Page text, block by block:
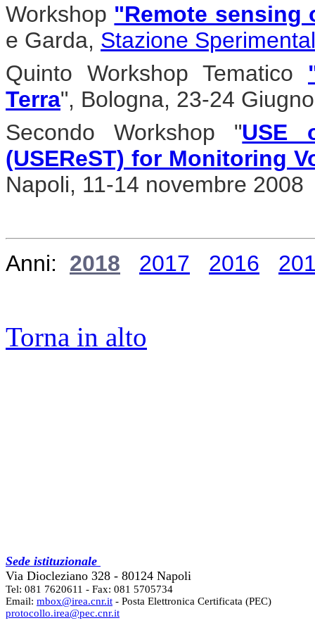
Workshop "Remote sensing
e Garda, Stazione
Quinto Workshop Tematico
Terra", Bologna, 23-24
Secondo Workshop "USE
(USEReST) for Monitoring
Napoli, 11-14 novembre 2008
Anni: 2018 2017 2016
Torna in alto
Sede istituzionale
Via Diocleziano 328 - 80124 Napoli
Tel: 081 7620611 - Fax: 081 5705734
Email: mbox@irea.cnr.it - Posta Elettronica Certificata (PEC)
protocollo.irea@pec.cnr.it